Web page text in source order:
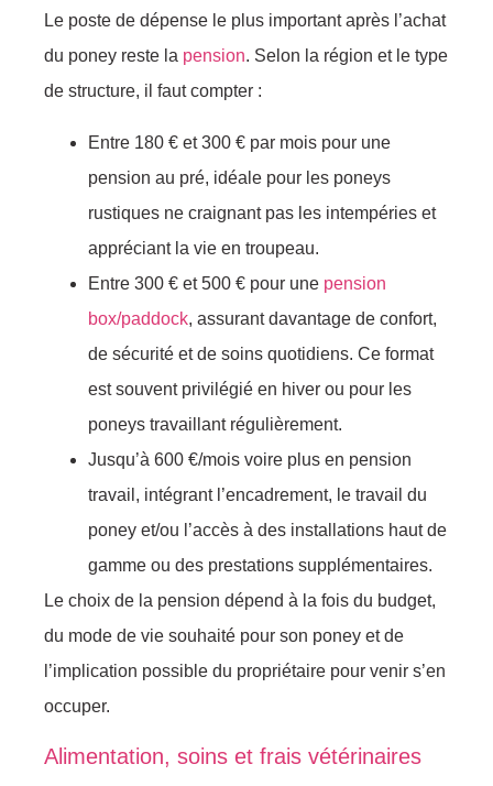
Le poste de dépense le plus important après l’achat
du poney reste la pension. Selon la région et le type
de structure, il faut compter :
Entre 180 € et 300 € par mois pour une
pension au pré, idéale pour les poneys
rustiques ne craignant pas les intempéries et
appréciant la vie en troupeau.
Entre 300 € et 500 € pour une pension
box/paddock, assurant davantage de confort,
de sécurité et de soins quotidiens. Ce format
est souvent privilégié en hiver ou pour les
poneys travaillant régulièrement.
Jusqu’à 600 €/mois voire plus en pension
travail, intégrant l’encadrement, le travail du
poney et/ou l’accès à des installations haut de
gamme ou des prestations supplémentaires.
Le choix de la pension dépend à la fois du budget,
du mode de vie souhaité pour son poney et de
l’implication possible du propriétaire pour venir s’en
occuper.
Alimentation, soins et frais vétérinaires